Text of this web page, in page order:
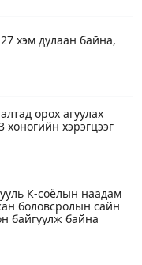
хэм дулаан байна,
орох агуулах
хэрэгцээг
К-соёлын наадам
боловсролын сайн
байгуулж байна